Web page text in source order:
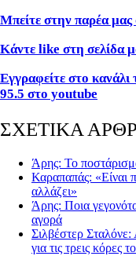
Μπείτε στην παρέα
Κάντε like στη σελίδα
Εγγραφείτε στο
95.5 στο youtube
ΣΧΕΤΙΚΑ
Άρης: Το
Καραπαπάς: «Είναι
αλλάζει»
Άρης: Ποια
αγορά
Σιλβέστερ
για τις τρεις κόρες